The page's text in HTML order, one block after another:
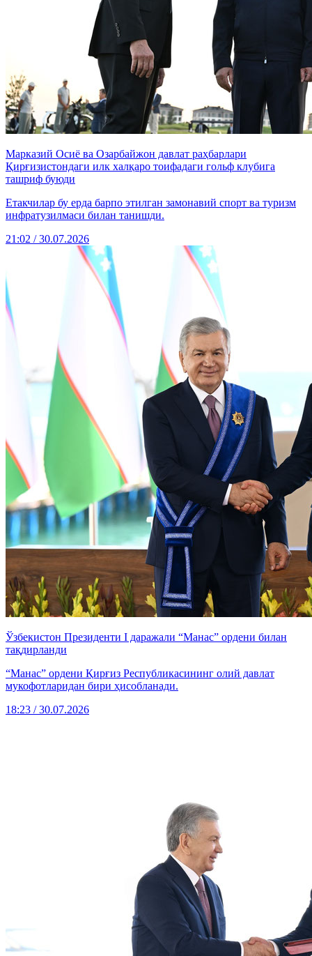
Марказий Осиё ва Озарбайжон давлат раҳбарлари
Қирғизистондаги илк халқаро тоифадаги гольф клубига
ташриф буюди
Етакчилар бу ерда барпо этилган замонавий спорт ва туризм
инфратузилмаси билан танишди.
21:02 / 30.07.2026
Ўзбекистон Президенти I даражали “Манас” ордени билан
тақдирланди
“Манас” ордени Қирғиз Республикасининг олий давлат
мукофотларидан бири ҳисобланади.
18:23 / 30.07.2026